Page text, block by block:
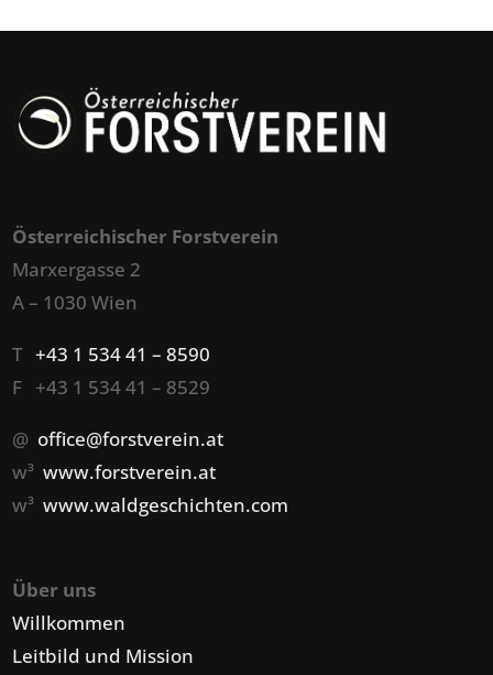
Österreichischer Forstverein
Marxergasse 2
A – 1030 Wien
T+43 1 534 41 – 8590
F +43 1 534 41 – 8529
@ office@forstverein.at
w³www.forstverein.at
w³www.waldgeschichten.com
Über uns
Willkommen
Leitbild und Mission